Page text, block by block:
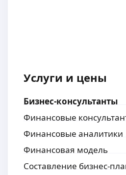
Услуги и цены
Бизнес-консультанты
Финансовые
Финансовые аналитики
Финансовая модель
Составление бизнес-